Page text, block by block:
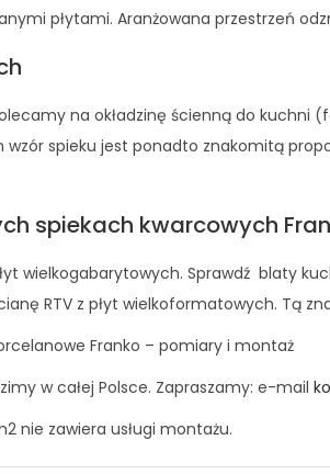
płytami. Aranżowana przestrzeń
na okładzinę ścienną do kuchni
spieku jest ponadto znakomitą
spiekach kwarcowych
wielkogabarytowych. Sprawdź blaty
RTV z płyt wielkoformatowych. Tą
Franko – pomiary i montaż
w całej Polsce. Zapraszamy: e-mail
nie zawiera usługi montażu.